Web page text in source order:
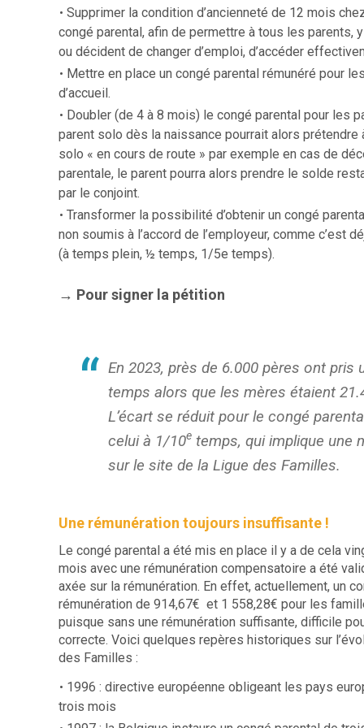
Supprimer la condition d’ancienneté de 12 mois
congé parental, afin de permettre à tous les
ou décident de changer d’emploi, d’accéder
Mettre en place un congé parental rémunéré pour
d’accueil.
Doubler (de 4 à 8 mois) le congé parental pour les
parent solo dès la naissance pourrait alors
solo « en cours de route » par exemple en cas de
parentale, le parent pourra alors prendre le solde
par le conjoint.
Transformer la possibilité d’obtenir un congé
non soumis à l’accord de l’employeur, comme c’est
(à temps plein, ½ temps, 1/5e temps).
→ Pour signer la pétition
En 2023, près de 6.000 pères ont
temps alors que les mères étaient
L’écart se réduit pour le congé
celui à 1/10e temps, qui implique une
sur le site de la Ligue des Familles.
Une rémunération toujours insuffisante !
Le congé parental a été mis en place il y a de cela
mois avec une rémunération compensatoire a été
axée sur la rémunération. En effet, actuellement, un
rémunération de 914,67€ et 1 558,28€ pour les
puisque sans une rémunération suffisante, difficile
correcte. Voici quelques repères historiques sur
des Familles :
1996 : directive européenne obligeant les pays
trois mois